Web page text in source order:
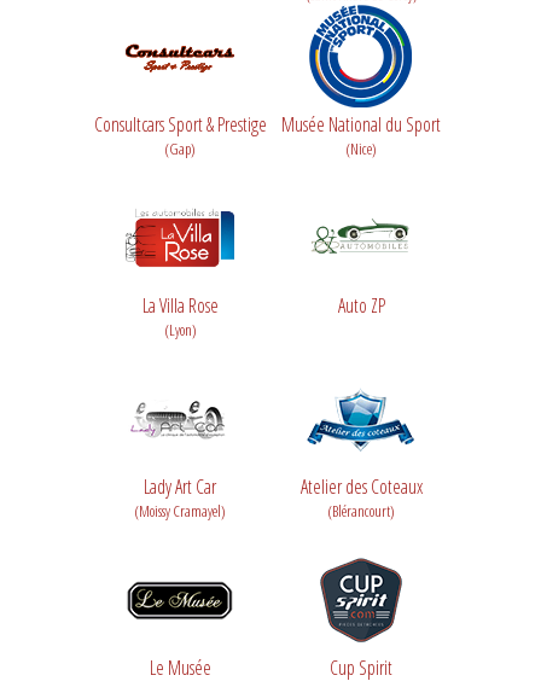
Consultcars Sport & Prestige
(Gap)
Musée National du Sport
(Nice)
La Villa Rose
(Lyon)
Auto ZP
Lady Art Car
(Moissy Cramayel)
Atelier des Coteaux
(Blérancourt)
Le Musée Cup Spirit